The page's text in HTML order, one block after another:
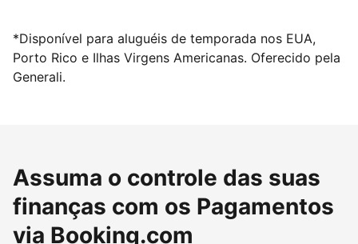
*Disponível para aluguéis de temporada nos EUA,
Porto Rico e Ilhas Virgens Americanas. Oferecido pela
Generali.
Assuma o controle das suas
finanças com os Pagamentos
via Booking.com